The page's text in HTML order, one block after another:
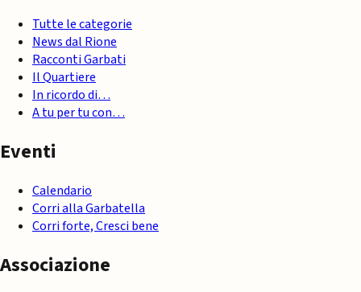
Tutte le categorie
News dal Rione
Racconti Garbati
Il Quartiere
In ricordo di…
A tu per tu con…
Eventi
Calendario
Corri alla Garbatella
Corri forte, Cresci bene
Associazione